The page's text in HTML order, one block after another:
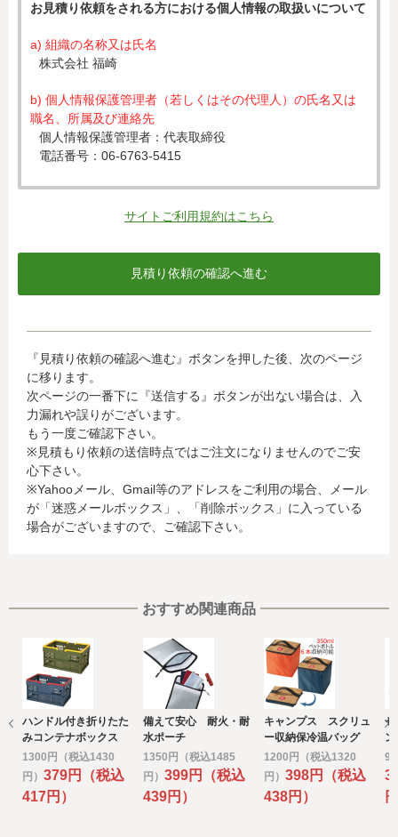
お見積り依頼をされる方における個人情報の取扱いについて
a) 組織の名称又は氏名
株式会社 福崎
b) 個人情報保護管理者（若しくはその代理人）の氏名又は
職名、所属及び連絡先
個人情報保護管理者：代表取締役
電話番号：06-6763-5415
c) 個人情報の利用目的
入力された個人情報は、お見積り依頼への対応のために利
d) 個人情報の第三者提供について
当社がお客様から収集した以下の個人情報等は、カード発
行会社が行う不正利用検知・防止のために、お客様が利用
されているカード発行会社へ提供させていただきます。(氏
名、電話番号、email アドレス、インターネット利用環境
に関する情報等)
お客様が利用されているカード発行会社が外国にある場
合、これらの情報は当該発行会社が所属する国に移転され
る場合があります。当社では、お客様から収集した情報か
らは、ご利用のカード発行会社及び当該会社が所在する国
を特定することができないため、以下の個人情報保護措置
・発行会社の個人情報保護の措置
なお、個人情報保護委員会のホームページ
(https://www.ppc.go.jp/)では、各国における個人情報保護
制度に関する情報について掲載されています。
お客様が未成年の場合、親権者または後見人の承諾を得た
上で、本サービスを利用するものとします。
e) 個人情報の取扱いの委託について
取得した個人情報の取扱いの全部又は、一部を委託するこ
とがあります。
その場合には、当社において最善の考慮を行います。
サイトご利用規約はこちら
『見積り依頼の確認へ進む』ボタンを押した後、次のページ
に移ります。
次ページの一番下に『送信する』ボタンが出ない場合は、入
力漏れや誤りがございます。
もう一度ご確認下さい。
※見積もり依頼の送信時点ではご注文になりませんのでご安
心下さい。
※Yahooメール、Gmail等のアドレスをご利用の場合、メール
が「迷惑メールボックス」、「削除ボックス」に入っている
場合がございますので、ご確認下さい。
おすすめ関連商品
ハンドル付き折りたた
みコンテナボックス
1300円（税込1430
円） 379円（税込
417円）
備えて安心 耐火・耐
水ポーチ
1350円（税込1485
円） 399円（税込
439円）
キャンプス スクリュ
ー収納保冷温バッグ
1200円（税込1320
円） 398円（税込
438円）
セ
ン